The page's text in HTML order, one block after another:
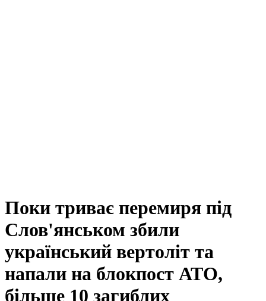
Поки триває перемиря під
Слов'янськом збили
український вертоліт та
напали на блокпост АТО,
більше 10 загиблих